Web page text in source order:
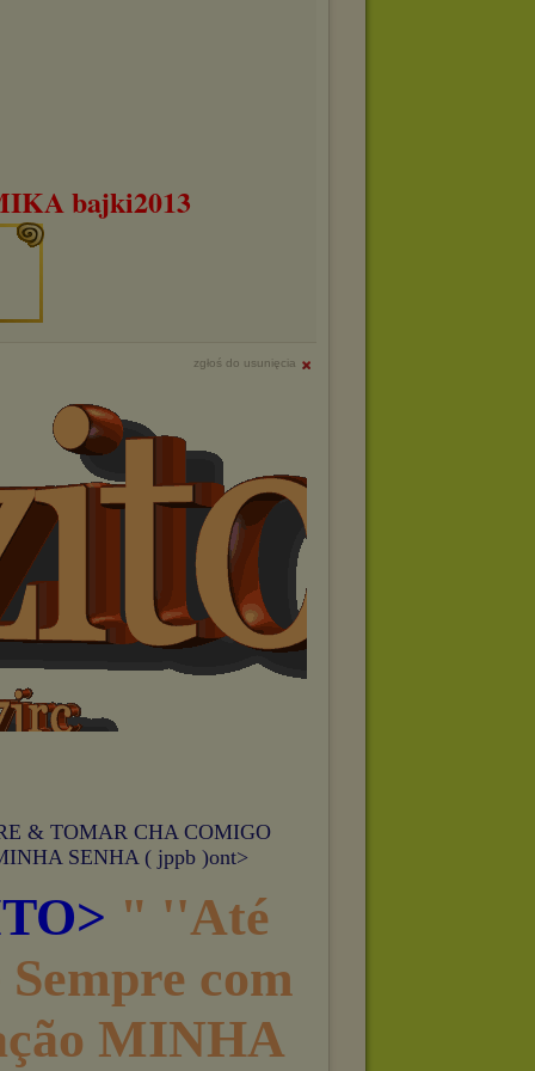
bajki2013
zgłoś do usunięcia
& TOMAR CHA COMIGO
SENHA ( jppb )ont>
" ''Até
com
MINHA